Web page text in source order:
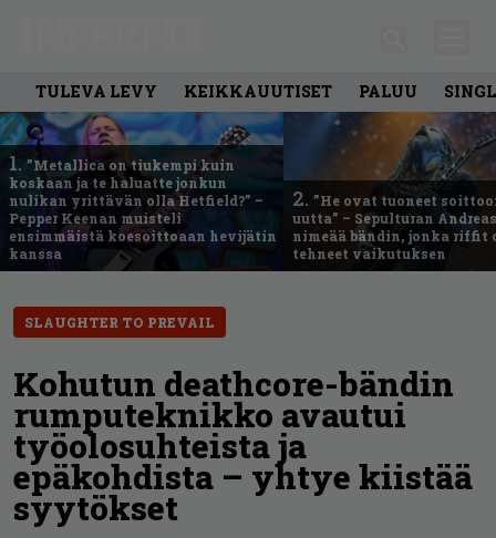
TULEVA LEVY KEIKKAUUTISET PALUU
1. ”Metallica on tiukempi kuin
koskaan ja te haluatte jonkun
nulikan yrittävän olla Hetfield?” –
Pepper Keenan muisteli
ensimmäistä koesoittoaan hevijätin
kanssa
2. ”He ovat tuoneet
uutta” – Sepulturan
nimeää bändin, jonka riffit
tehneet vaikutuksen
SLAUGHTER TO PREVAIL
Kohutun deathcore-bändin
rumputeknikko avautui
työolosuhteista ja
epäkohdista – yhtye kiistää
syytökset